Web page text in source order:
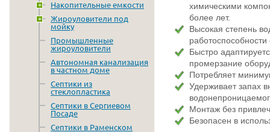
химическими
более лет.
Высокая степень
Быстро
промерзание
Потребляет
Удерживает запах
Монтаж без
Безопасен в
Накопительные емкости
Жироуловители под
мойку
Промышленные
жироуловители
Автономная канализация
в частном доме
Септики из
стеклопластика
Септики в Сергиевом
Посаде
Септики в Раменском